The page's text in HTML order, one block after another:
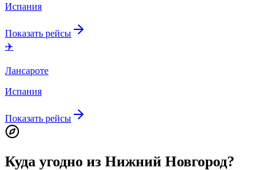
Испания
Показать рейсы
✈️
Лансароте
Испания
Показать рейсы
Куда угодно из Нижний Новгород?